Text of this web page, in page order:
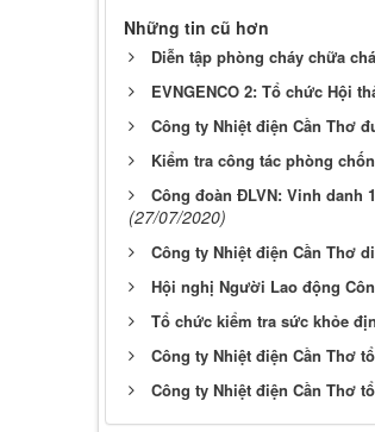
Những tin cũ hơn
Diễn tập phòng cháy chữa
EVNGENCO 2: Tổ chức Hội
Công ty Nhiệt điện Cần Thơ
Kiểm tra công tác phòng
Công đoàn ĐLVN: Vinh danh
(27/07/2020)
Công ty Nhiệt điện Cần Thơ
Hội nghị Người Lao động
Tổ chức kiểm tra sức khỏe
Công ty Nhiệt điện Cần Thơ
Công ty Nhiệt điện Cần Thơ